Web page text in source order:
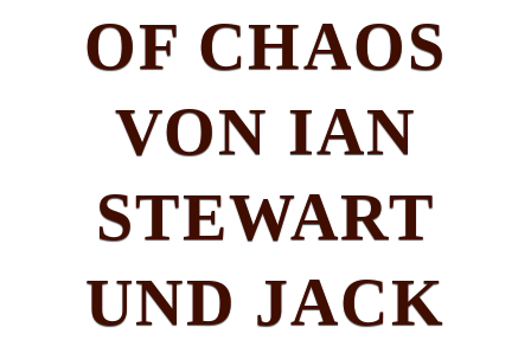
OF CHAOS
VON IAN
STEWART
UND JACK